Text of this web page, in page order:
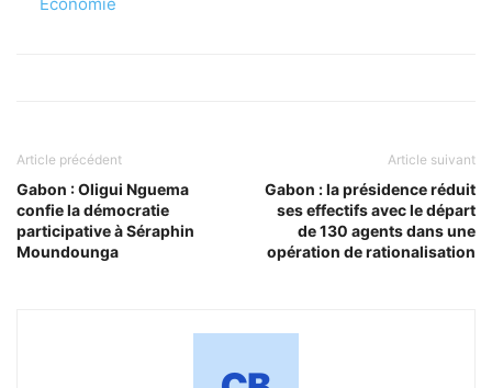
Article précédent
Gabon : Oligui Nguema
confie la démocratie
participative à Séraphin
Moundounga
Article suivant
Gabon : la présidence réduit
ses effectifs avec le départ
de 130 agents dans une
opération de rationalisation